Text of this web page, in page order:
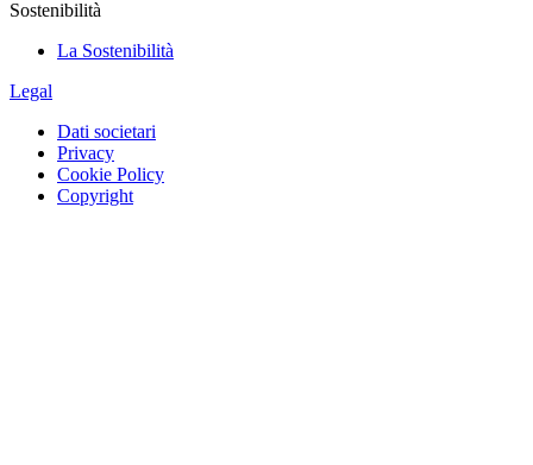
Sostenibilità
La Sostenibilità
Legal
Dati societari
Privacy
Cookie Policy
Copyright